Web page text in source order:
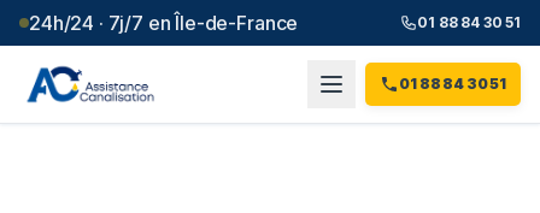
24h/24 · 7j/7 en Île-de-France 01 88 84 30 51
01 88 84 30 51